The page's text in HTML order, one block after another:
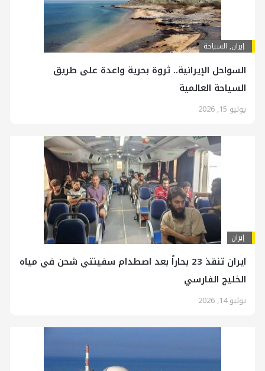
إيران, السياحة
السواحل الإيرانية.. ثروة بحرية واعدة على طريق
السياحة العالمية
يوليو 15, 2026
إيران
ایران تنقذ 23 بحاراً بعد اصطدام سفينتي شحن في میاه
الخليج الفارسي
يوليو 14, 2026